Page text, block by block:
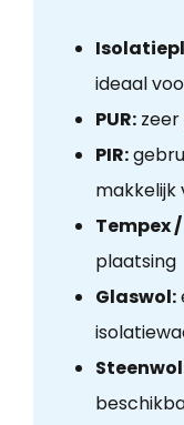
ideaal
PUR:zeer
PIR:
makkelijk
Tempex /
plaatsing
Glaswol: